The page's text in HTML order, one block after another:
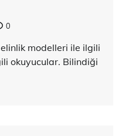
0
modelleri ile ilgili
okuyucular. Bilindiği